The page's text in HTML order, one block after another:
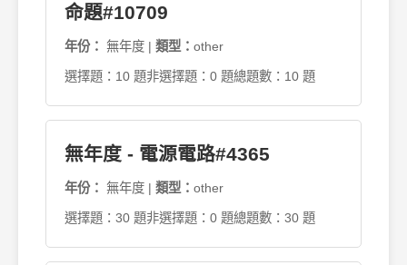
命題#10709
年份： 無年度 | 類型： other
選擇題：10 題非選擇題：0 題總題數：10 題
無年度 - 電源電路#4365
年份： 無年度 | 類型： other
選擇題：30 題非選擇題：0 題總題數：30 題